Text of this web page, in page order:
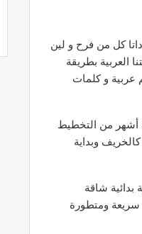
كل من فرح و لين
العربية بطريقة
و كلمات
أشهر من التخطيط
وبداية
شاقة
سريعة ومتطورة